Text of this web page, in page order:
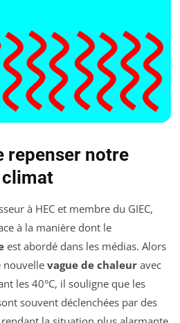
repenser notre
à HEC et membre du GIEC,
à la manière dont le
est abordé dans les médias. Alors
nouvelle vague de chaleur avec
les 40°C, il souligne que les
souvent déclenchées par des